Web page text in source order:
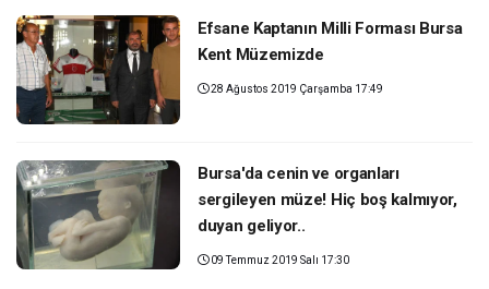
Efsane Kaptanın Milli Forması Bursa
Kent Müzemizde
28 Ağustos 2019 Çarşamba 17:49
Bursa'da cenin ve organları
sergileyen müze! Hiç boş kalmıyor,
duyan geliyor..
09 Temmuz 2019 Salı 17:30